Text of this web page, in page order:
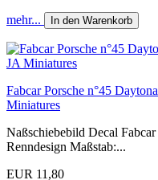
mehr... In den Warenkorb
Fabcar Porsche n°45
Miniatures
Naßschiebebild Decal
Renndesign Maßstab:...
EUR 11,80